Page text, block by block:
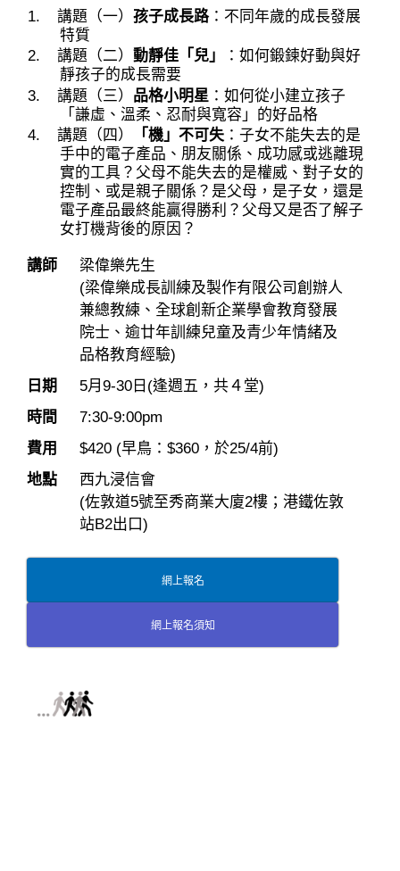
講題（一） 孩子成長路：不同年歲的成長發展
特質
講題（二） 動靜佳「兒」
：如何鍛鍊好動與好
靜孩子的成長需要
講題（三） 品格小明星 ：如何從小建立孩子
「謙虛、溫柔、忍耐與寬容」的好品格
講題（四）
「機」不可失：子女不能失去的是
手中的電子產品、朋友關係、成功感或逃離現
實的工具？父母不能失去的是權威、對子女的
控制、或是親子關係？是父母，是子女，還是
電子產品最終能贏得勝利？父母又是否了解子
女打機背後的原因？
講師
梁偉樂先生
(梁偉樂成長訓練及製作有限公司創辦人
兼總教練、全球創新企業學會教育發展
院士、逾廿年訓練兒童及青少年情緒及
品格教育經驗)
日期
5月9-30日 (逢週五，共４堂)
時間
7:30-9:00pm
費用
$420 (早鳥：$360，於25/4前)
地點
西九浸信會
(佐敦道5號至秀商業大廈2樓；港鐵佐敦
站B2出口)
網上報名
網上報名須知